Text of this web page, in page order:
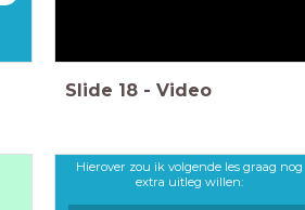
Slide 18 - Video
Hierover zou ik volgende les graag nog
extra uitleg willen: